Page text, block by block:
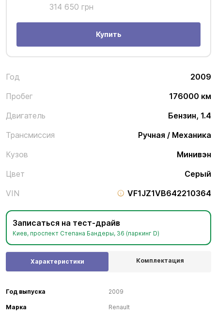
Год
2009
Пробег
176000 км
Двигатель
Бензин, 1.4
Трансмиссия
Ручная / Механика
Кузов
Минивэн
Цвет
Серый
VIN
VF1JZ1VB642210364
Записаться на тест-драйв
Киев, проспект Степана Бандеры, 36 (паркинг D)
314 650 грн
Купить
Характеристики Комплектация
Год выпуска 2009
Марка Renault